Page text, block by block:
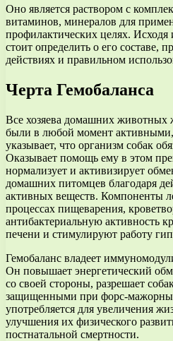
Оно является раствором с
витаминов, минералов для
профилактических целях. Исходя
стоит определить о его составе,
действиях и правильном
Черта Гемобаланса
Все хозяева домашних
были в любой момент
указывает, что организм собак
Оказывает помощь ему в этом
нормализует и активизирует
домашних питомцев благодаря
активных веществ. Компоненты
процессах пищеварения,
антибактериальную активность
печени и стимулируют работу
Гемобаланс владеет
Он повышает энергетический
со своей стороны, разрешает
защищенными при форс-
употребляется для увеличения
улучшения их физического
постнатальной смертности.